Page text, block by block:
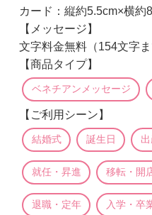
カード：縦約5.5cm×横約
【メッセージ】
文字料金無料（154文字ま
【商品タイプ】
ベネチアンメッセージ
【ご利用シーン】
結婚式 誕生日
就任・昇進 移転・開
退職・定年 入学・卒